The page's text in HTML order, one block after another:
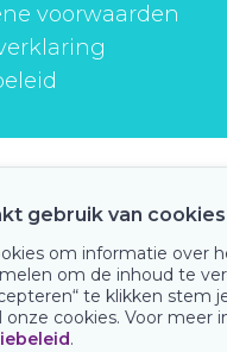
voorwaarden
gebruik van cookies
om informatie over
om de inhoud te
te klikken stem
onze cookies. Voor meer
.